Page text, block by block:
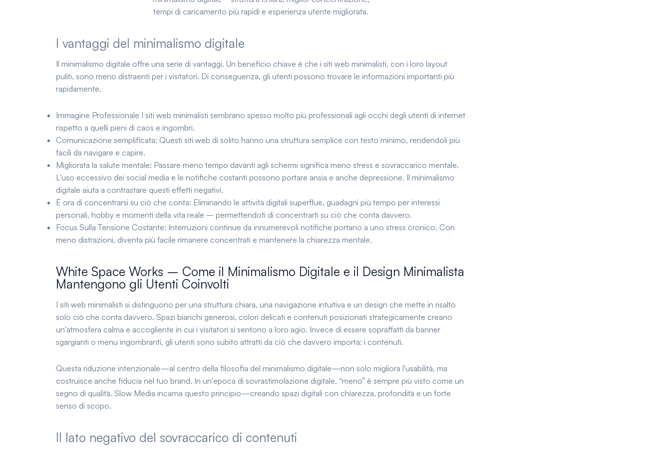
tempi di caricamento più rapidi e esperienza utente migliorata.
I vantaggi del minimalismo digitale
Il minimalismo digitale offre una serie di vantaggi. Un beneficio chiave è che i siti web minimalisti, con i loro layout
puliti, sono meno distraenti per i visitatori. Di conseguenza, gli utenti possono trovare le informazioni importanti più
rapidamente.
Immagine Professionale I siti web minimalisti sembrano spesso molto più professionali agli occhi degli utenti di internet
rispetto a quelli pieni di caos e ingombri.
Comunicazione semplificata: Questi siti web di solito hanno una struttura semplice con testo minimo, rendendoli più
facili da navigare e capire.
Migliorata la salute mentale: Passare meno tempo davanti agli schermi significa meno stress e sovraccarico mentale.
L'uso eccessivo dei social media e le notifiche costanti possono portare ansia e anche depressione. Il minimalismo
digitale aiuta a contrastare questi effetti negativi.
È ora di concentrarsi su ciò che conta: Eliminando le attività digitali superflue, guadagni più tempo per interessi
personali, hobby e momenti della vita reale – permettendoti di concentrarti su ciò che conta davvero.
Focus Sulla Tensione Costante: Interruzioni continue da innumerevoli notifiche portano a uno stress cronico. Con
meno distrazioni, diventa più facile rimanere concentrati e mantenere la chiarezza mentale.
White Space Works – Come il Minimalismo Digitale e il Design Minimalista
Mantengono gli Utenti Coinvolti
I siti web minimalisti si distinguono per una struttura chiara, una navigazione intuitiva e un design che mette in risalto
solo ciò che conta davvero. Spazi bianchi generosi, colori delicati e contenuti posizionati strategicamente creano
un'atmosfera calma e accogliente in cui i visitatori si sentono a loro agio. Invece di essere sopraffatti da banner
sgargianti o menu ingombranti, gli utenti sono subito attratti da ciò che davvero importa: i contenuti.
Questa riduzione intenzionale—al centro della filosofia del minimalismo digitale—non solo migliora l'usabilità, ma
costruisce anche fiducia nel tuo brand. In un'epoca di sovrastimolazione digitale, “meno” è sempre più visto come un
segno di qualità. Slow Media incarna questo principio—creando spazi digitali con chiarezza, profondità e un forte
senso di scopo.
Il lato negativo del sovraccarico di contenuti